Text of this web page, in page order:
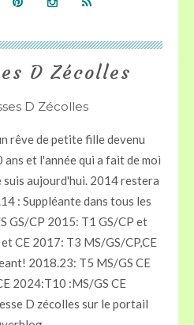
D Zécolles
rêve de petite fille devenu
et l'année qui a fait de moi
suis aujourd'hui. 2014 restera
: Suppléante dans tous les
GS/CP 2015: T1 GS/CP et
CE 2017: T3 MS/GS/CP,CE
2018.23: T5 MS/GS CE
2024:T10 :MS/GS CE
D zécolles sur le portail